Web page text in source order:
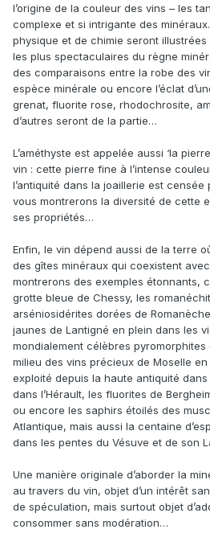
l’origine de la couleur des vins – les
complexe et si intrigante des
physique et de chimie seront
les plus spectaculaires du règne
des comparaisons entre la robe des
espèce minérale ou encore l’éclat
grenat, fluorite rose, rhodochrosite,
d’autres seront de la partie…
L’améthyste est appelée aussi ‘la
vin : cette pierre fine à l’intense
l’antiquité dans la joaillerie est censée
vous montrerons la diversité de cette
ses propriétés…
Enfin, le vin dépend aussi de la terre
des gîtes minéraux qui coexistent
montrerons des exemples étonnants,
grotte bleue de Chessy, les
arséniosidérites dorées de
jaunes de Lantigné en plein dans les
mondialement célèbres pyromorphites
milieu des vins précieux de Moselle
exploité depuis la haute antiquité
dans l’Hérault, les fluorites de
ou encore les saphirs étoilés des
Atlantique, mais aussi la centaine
dans les pentes du Vésuve et de son
Une manière originale d’aborder la
au travers du vin, objet d’un intérêt
de spéculation, mais surtout objet
consommer sans modération…